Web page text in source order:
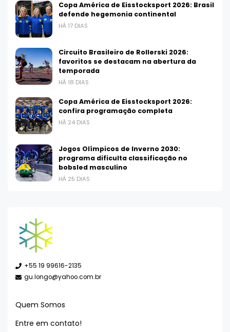
Copa América de Eisstocksport 2026: Brasil
defende hegemonia continental
HÁ 17 DIAS
Circuito Brasileiro de Rollerski 2026:
favoritos se destacam na abertura da
temporada
HÁ 18 DIAS
Copa América de Eisstocksport 2026:
confira programação completa
HÁ 24 DIAS
Jogos Olímpicos de Inverno 2030:
programa dificulta classificação no
bobsled masculino
HÁ 25 DIAS
+55 19 99616-2135
gu.longo@yahoo.com.br
Quem Somos
Entre em contato!